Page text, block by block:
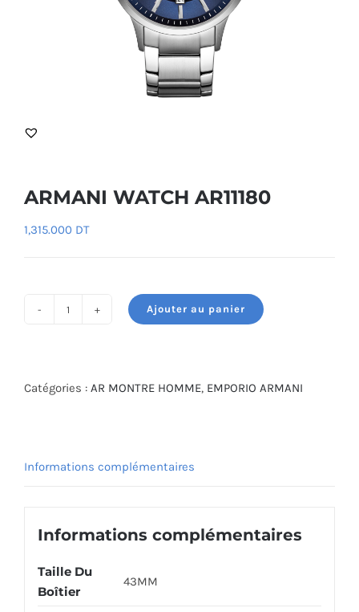
ARMANI WATCH AR11180
1,315.000 DT
WATCH
Ajouter au panier
Catégories : AR MONTRE HOMME, EMPORIO ARMANI
Informations complémentaires
Informations complémentaires
Taille Du
Boîtier
43MM